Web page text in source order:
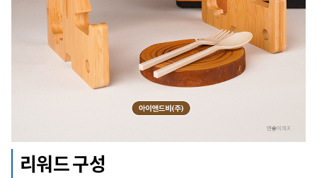
리워드 구성